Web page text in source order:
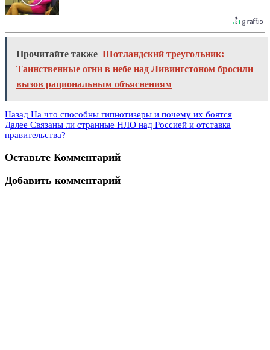
Прочитайте также Шотландский треугольник:
Таинственные огни в небе над Ливингстоном бросили
вызов рациональным объяснениям
Назад На что способны гипнотизеры и почему их боятся
Далее Связаны ли странные НЛО над Россией и отставка
правительства?
Оставьте Комментарий
Добавить комментарий